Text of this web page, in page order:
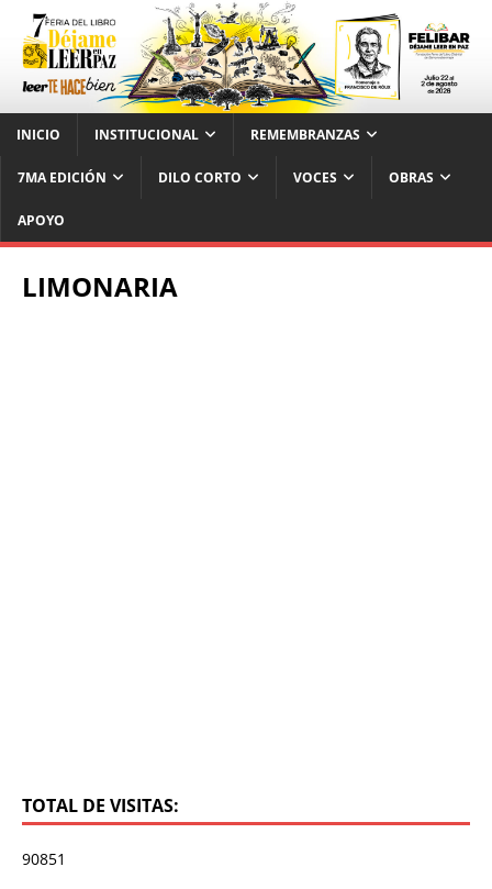
INICIO INSTITUCIONAL REMEMBRANZAS
7MA EDICIÓN DILO CORTO VOCES OBRAS
APOYO
LIMONARIA
TOTAL DE VISITAS:
90851